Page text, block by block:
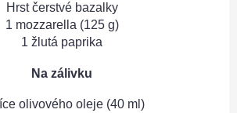
Hrst čerstvé bazalky
1 mozzarella (125 g)
1 žlutá paprika
Na zálivku
olivového oleje (40 ml)